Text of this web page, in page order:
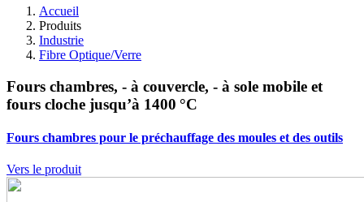
Accueil
Produits
Industrie
Fibre Optique/Verre
Fours chambres, - à couvercle, - à sole mobile et
fours cloche jusqu’à 1400 °C
Fours chambres pour le préchauffage des moules et des outils
Vers le produit